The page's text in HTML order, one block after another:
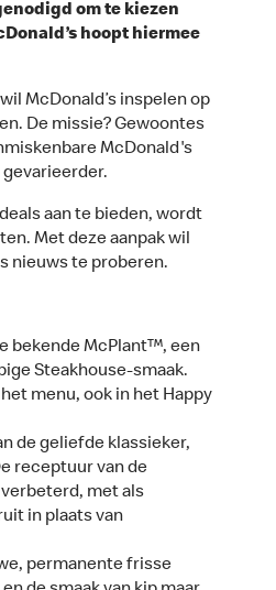
om te kiezen
hoopt hiermee
McDonald’s inspelen op
De missie? Gewoontes
McDonald's
aan te bieden, wordt
Met deze aanpak wil
nieuws te proberen.
bekende McPlant™, een
Steakhouse-smaak.
menu, ook in het Happy
de geliefde klassieker,
receptuur van de
met als
in plaats van
permanente frisse